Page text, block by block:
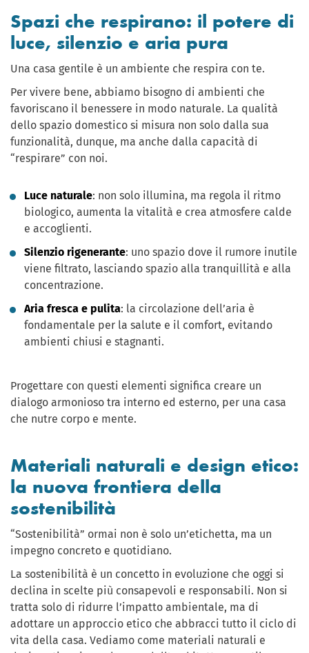
Spazi che respirano: il potere di
luce, silenzio e aria pura
Una casa gentile è un ambiente che respira con te.
Per vivere bene, abbiamo bisogno di ambienti che
favoriscano il benessere in modo naturale. La qualità
dello spazio domestico si misura non solo dalla sua
funzionalità, dunque, ma anche dalla capacità di
“respirare” con noi.
Luce naturale: non solo illumina, ma regola il ritmo
biologico, aumenta la vitalità e crea atmosfere calde
e accoglienti.
Silenzio rigenerante: uno spazio dove il rumore inutile
viene filtrato, lasciando spazio alla tranquillità e alla
concentrazione.
Aria fresca e pulita: la circolazione dell’aria è
fondamentale per la salute e il comfort, evitando
ambienti chiusi e stagnanti.
Progettare con questi elementi significa creare un
dialogo armonioso tra interno ed esterno, per una casa
che nutre corpo e mente.
Materiali naturali e design etico:
la nuova frontiera della
sostenibilità
“Sostenibilità” ormai non è solo un’etichetta, ma un
impegno concreto e quotidiano.
La sostenibilità è un concetto in evoluzione che oggi si
declina in scelte più consapevoli e responsabili. Non si
tratta solo di ridurre l’impatto ambientale, ma di
adottare un approccio etico che abbracci tutto il ciclo di
vita della casa. Vediamo come materiali naturali e